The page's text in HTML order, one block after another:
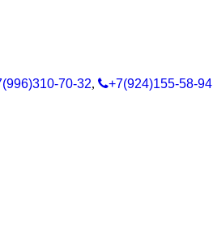
70-32, +7(924)155-58-94